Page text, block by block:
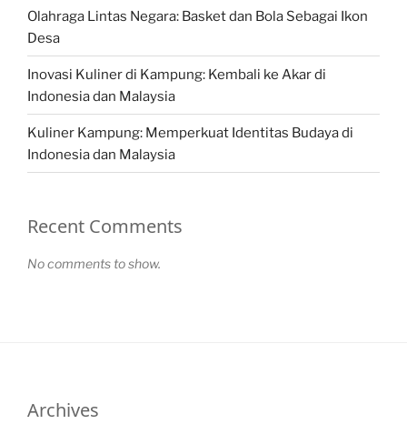
Olahraga Lintas Negara: Basket dan Bola Sebagai Ikon
Desa
Inovasi Kuliner di Kampung: Kembali ke Akar di
Indonesia dan Malaysia
Kuliner Kampung: Memperkuat Identitas Budaya di
Indonesia dan Malaysia
Recent Comments
No comments to show.
Archives